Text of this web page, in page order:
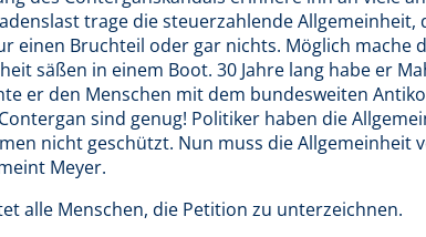
trage die steuerzahlende
einen Bruchteil oder gar nichts. Möglich mache
säßen in einem Boot. 30 Jahre lang habe er
er den Menschen mit dem bundesweiten
Contergan sind genug! Politiker haben die
nicht geschützt. Nun muss die Allgemeinheit
Meyer.
alle Menschen, die Petition zu unterzeichnen.